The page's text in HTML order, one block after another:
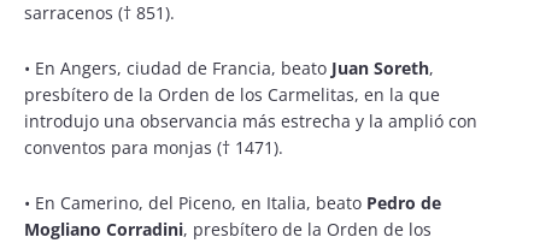
sarracenos († 851).
• En Angers, ciudad de Francia, beato Juan Soreth,
presbítero de la Orden de los Carmelitas, en la que
introdujo una observancia más estrecha y la amplió con
conventos para monjas († 1471).
• En Camerino, del Piceno, en Italia, beato Pedro de
Mogliano Corradini, presbítero de la Orden de los